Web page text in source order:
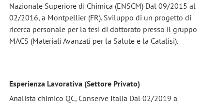
Nazionale Superiore di Chimica (ENSCM) Dal 09/2015 al
02/2016, a Montpellier (FR). Sviluppo di un progetto di
ricerca personale per la tesi di dottorato presso il gruppo
MACS (Materiali Avanzati per la Salute e la Catalisi).
Esperienza Lavorativa (Settore Privato)
Analista chimico QC, Conserve Italia Dal 02/2019 a